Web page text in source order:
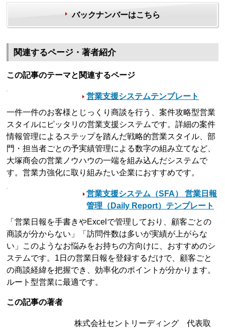
バックナンバーはこちら
関連するページ・著者紹介
この記事のテーマと関連するページ
営業支援システムテンプレート
一件一件のお客様とじっくり商談を行う、案件攻略型営業
スタイルにピッタリの営業支援システムです。詳細の案件
情報管理によるステップを踏んだ戦略的営業スタイル、部
門・担当者ごとの予実績管理による数字の組み立てなど、
大塚商会の営業ノウハウの一端を組み込んだシステムで
す。営業力強化に取り組みたい企業におすすめです。
営業支援システム（SFA） 営業日報
管理（Daily Report）テンプレート
「営業日報を手書きやExcelで管理しており、顧客ごとの
商談が分からない」「訪問件数は多いが実績が上がらな
い」このようなお悩みをお持ちの方向けに、おすすめのシ
ステムです。1日の営業日報を登録するだけで、顧客ごと
の商談経緯を把握でき、効率化のポイントが分かります。
ルート型営業に最適です。
この記事の著者
株式会社セントリーディング 代表取